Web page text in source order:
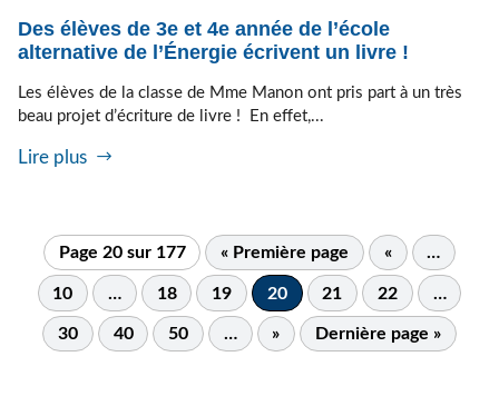
Des élèves de 3e et 4e année de l’école
alternative de l’Énergie écrivent un livre !
Les élèves de la classe de Mme Manon ont pris part à un très
beau projet d’écriture de livre ! En effet,...
Lire plus
Page 20 sur 177 « Première page « …
10 … 18 19 20 21 22 …
30 40 50 … » Dernière page »